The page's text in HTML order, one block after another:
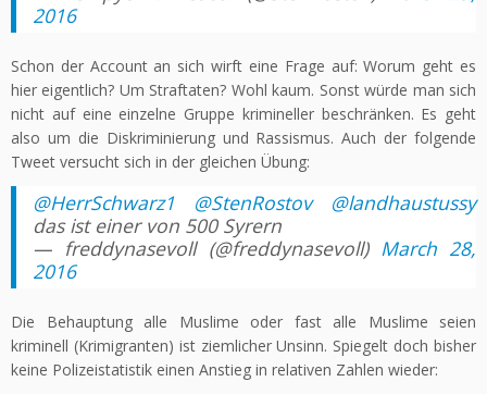
2016
Schon der Account an sich wirft eine Frage auf: Worum geht es
hier eigentlich? Um Straftaten? Wohl kaum. Sonst würde man sich
nicht auf eine einzelne Gruppe krimineller beschränken. Es geht
also um die Diskriminierung und Rassismus. Auch der folgende
Tweet versucht sich in der gleichen Übung:
@HerrSchwarz1 @StenRostov
@landhaustussy
das ist einer von 500 Syrern
— freddynasevoll (@freddynasevoll) March 28,
2016
Die Behauptung alle Muslime oder fast alle Muslime seien
kriminell (Krimigranten) ist ziemlicher Unsinn. Spiegelt doch bisher
keine Polizeistatistik einen Anstieg in relativen Zahlen wieder: